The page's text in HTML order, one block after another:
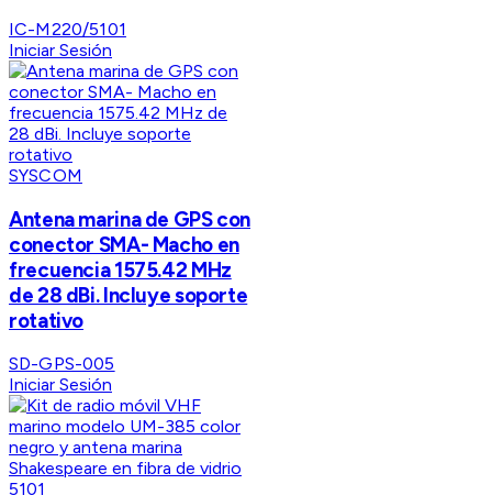
IC-M220/5101
Iniciar Sesión
SYSCOM
Antena marina de GPS con
conector SMA- Macho en
frecuencia 1575.42 MHz
de 28 dBi. Incluye soporte
rotativo
SD-GPS-005
Iniciar Sesión